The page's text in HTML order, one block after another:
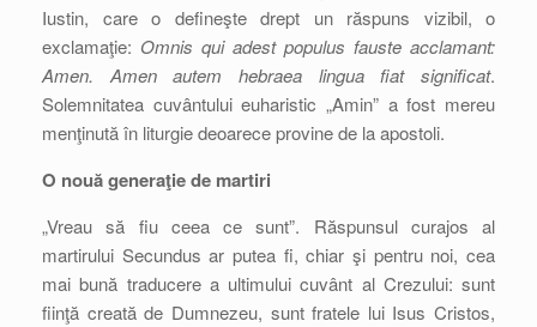
Iustin, care o defineşte drept un răspuns vizibil, o
exclamaţie: Omnis qui adest populus fauste acclamant:
Amen. Amen autem hebraea lingua fiat significat.
Solemnitatea cuvântului euharistic „Amin” a fost mereu
menţinută în liturgie deoarece provine de la apostoli.
O nouă generaţie de martiri
„Vreau să fiu ceea ce sunt”. Răspunsul curajos al
martirului Secundus ar putea fi, chiar şi pentru noi, cea
mai bună traducere a ultimului cuvânt al Crezului: sunt
fiinţă creată de Dumnezeu, sunt fratele lui Isus Cristos,